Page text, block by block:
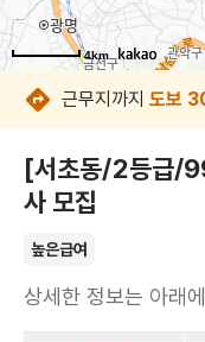
4km
4km
4km
4km
4km
4km
4km
4km
근무지까지 도보
[서초동/2등급/
사 모집
높은급여
상세한 정보는 아래